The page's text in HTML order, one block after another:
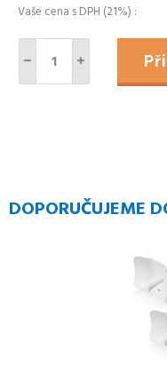
Vaše cena s DPH (21%)
DOPORUČUJEME